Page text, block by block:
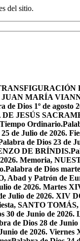
del sitio.
JUAN MARÍA
de Dios 1º de
JESÚS
Ordinario.
de Julio de 2026.
de Dios 23 de
DE BRÍNDIS.
2026. Memoria,
Palabra de Dios
Abad y Patrón de
de 2026. Martes
Julio de 2026.
SANTO
30 de Junio de
de Dios 28 de
de 2026.